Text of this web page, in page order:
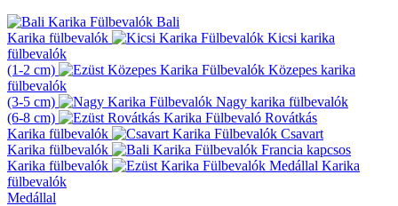
Bali
Karika fülbevalók
Kicsi karika
fülbevalók
(1-2 cm)
Közepes karika
fülbevalók
(3-5 cm)
Nagy karika fülbevalók
(6-8 cm)
Rovátkás
Karika fülbevalók
Csavart
Karika fülbevalók
Francia kapcsos
Karika fülbevalók
Karika
fülbevalók
Medállal